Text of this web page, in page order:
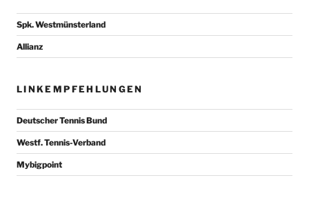
Spk. Westmünsterland
Allianz
LINKEMPFEHLUNGEN
Deutscher Tennis Bund
Westf. Tennis-Verband
Mybigpoint